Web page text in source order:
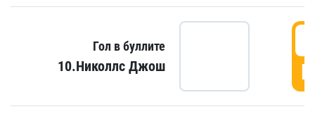
Гол в буллите
10.Николлс Джош